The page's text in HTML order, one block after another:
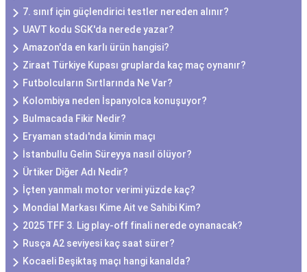
7. sınıf için güçlendirici testler nereden alınır?
UAVT kodu SGK'da nerede yazar?
Amazon'da en karlı ürün hangisi?
Ziraat Türkiye Kupası gruplarda kaç maç oynanır?
Futbolcuların Sırtlarında Ne Var?
Kolombiya neden İspanyolca konuşuyor?
Bulmacada Fikir Nedir?
Eryaman stadı'nda kimin maçı
İstanbullu Gelin Süreyya nasıl ölüyor?
Ürtiker Diğer Adı Nedir?
İçten yanmalı motor verimi yüzde kaç?
Mondial Markası Kime Ait ve Sahibi Kim?
2025 TFF 3. Lig play-off finali nerede oynanacak?
Rusça A2 seviyesi kaç saat sürer?
Kocaeli Beşiktaş maçı hangi kanalda?